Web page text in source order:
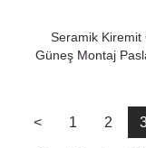
Seramik Kiremit
Güneş Montaj
< 1 2